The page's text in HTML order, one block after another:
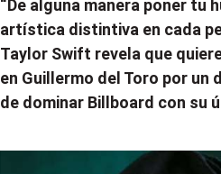
“De alguna manera poner tu
artística distintiva en cada
Taylor Swift revela que
en Guillermo del Toro por un
de dominar Billboard con su